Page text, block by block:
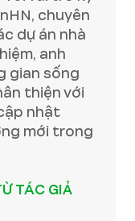
chuyên
dự án nhà
anh
gian sống
thiện với
nhật
mới trong
TÁC GIẢ